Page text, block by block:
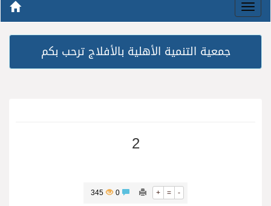
جمعية التنمية الأهلية بالأفلاج ترحب بكم
2
+ = -
345